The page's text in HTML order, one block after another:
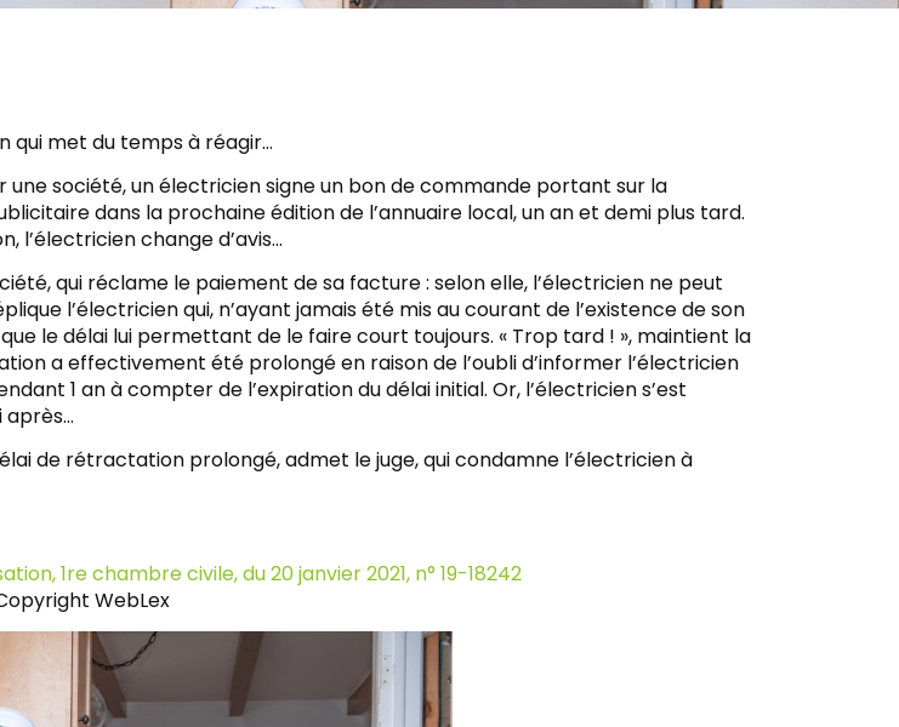
qui met du temps à réagir…
une société, un électricien signe un bon de commande portant sur la
dans la prochaine édition de l’annuaire local, un an et demi plus tard.
l’électricien change d’avis…
qui réclame le paiement de sa facture : selon elle, l’électricien ne peut
l’électricien qui, n’ayant jamais été mis au courant de l’existence de son
le délai lui permettant de le faire court toujours. « Trop tard ! », maintient la
a effectivement été prolongé en raison de l’oubli d’informer l’électricien
1 an à compter de l’expiration du délai initial. Or, l’électricien s’est
après…
de rétractation prolongé, admet le juge, qui condamne l’électricien à
1re chambre civile, du 20 janvier 2021, n° 19-18242
WebLex